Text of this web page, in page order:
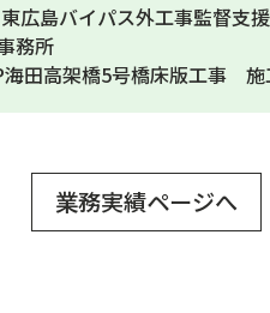
広島バイパス外工事監督支
務所
海田高架橋5号橋床版工事 施
業務実績ページへ